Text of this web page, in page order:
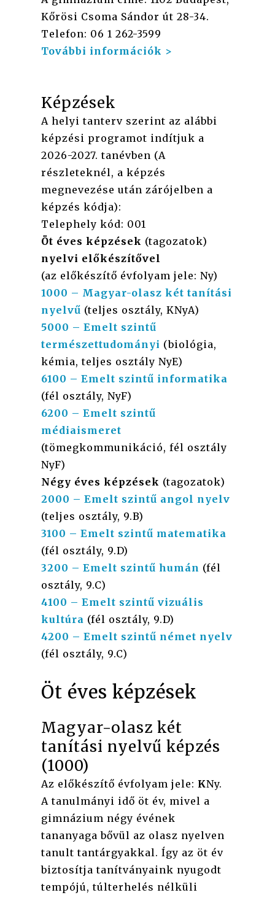
Kőrösi Csoma Sándor út 28-34.
Telefon: 06 1 262-3599
További információk >
Képzések
A helyi tanterv szerint az alábbi
képzési programot indítjuk a
2026-2027. tanévben (A
részleteknél, a képzés
megnevezése után zárójelben a
képzés kódja):
Telephely kód: 001
Öt éves képzések (tagozatok)
nyelvi előkészítővel
(az előkészítő évfolyam jele: Ny)
1000 – Magyar-olasz két tanítási
nyelvű (teljes osztály, KNyA)
5000 – Emelt szintű
természettudományi (biológia,
kémia, teljes osztály NyE)
6100 – Emelt szintű informatika
(fél osztály, NyF)
6200 – Emelt szintű
médiaismeret
(tömegkommunikáció, fél osztály
NyF)
Négy éves képzések (tagozatok)
2000 – Emelt szintű angol nyelv
(teljes osztály, 9.B)
3100 – Emelt szintű matematika
(fél osztály, 9.D)
3200 – Emelt szintű humán (fél
osztály, 9.C)
4100 – Emelt szintű vizuális
kultúra (fél osztály, 9.D)
4200 – Emelt szintű német nyelv
(fél osztály, 9.C)
Öt éves képzések
Magyar-olasz két
tanítási nyelvű képzés
(1000)
Az előkészítő évfolyam jele: KNy.
A tanulmányi idő öt év, mivel a
gimnázium négy évének
tananyaga bővül az olasz nyelven
tanult tantárgyakkal. Így az öt év
biztosítja tanítványaink nyugodt
tempójú, túlterhelés nélküli